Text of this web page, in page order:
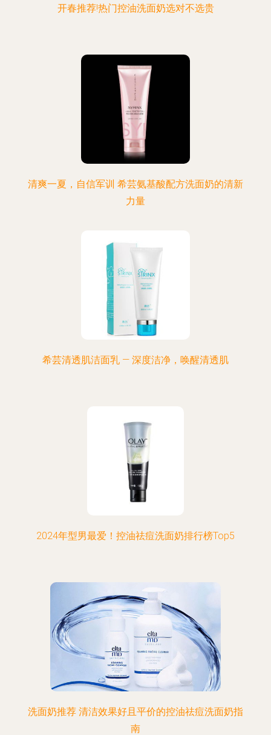
开春推荐!热门控油洗面奶选对不选贵
清爽一夏，自信军训 希芸氨基酸配方洗面奶的清新
力量
希芸清透肌洁面乳 — 深度洁净，唤醒清透肌
2024年型男最爱！控油祛痘洗面奶排行榜Top5
洗面奶推荐 清洁效果好且平价的控油祛痘洗面奶指
南